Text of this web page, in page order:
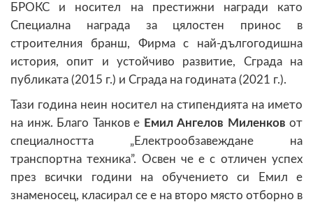
БРОКС и носител на престижни награди като
Специална награда за цялостен принос в
строителния бранш, Фирма с най-дългогодишна
история, опит и устойчиво развитие, Сграда на
публиката (2015 г.) и Сграда на годината (2021 г.).
Тази година неин носител на стипендията на името
на инж. Благо Танков е Емил Ангелов Миленков от
специалността „Електрообзавеждане на
транспортна техника”. Освен че е с отличен успех
през всички години на обучението си Емил е
знаменосец, класирал се е на второ място отборно в